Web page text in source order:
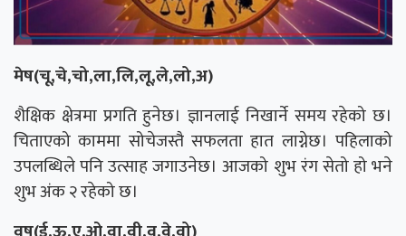
मेष(चू,चे,चो,ला,लि,लू,ले,लो,अ)
शैक्षिक क्षेत्रमा प्रगति हुनेछ। ज्ञानलाई निखार्ने समय रहेको छ।
चिताएको काममा सोचेजस्तै सफलता हात लाग्नेछ। पहिलाको
उपलब्धिले पनि उत्साह जगाउनेछ। आजको शुभ रंग सेतो हो भने
शुभ अंक २ रहेको छ।